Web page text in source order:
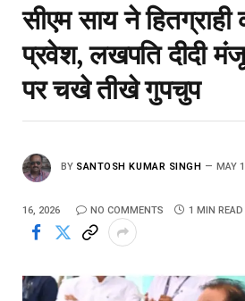
सीएम साय ने हितग्राही
प्रवेश, लखपति दीदी
पर चखे तीखे गुपचुप
BY SANTOSH KUMAR SINGH MAY
16, 2026 NO COMMENTS 1 MIN READ